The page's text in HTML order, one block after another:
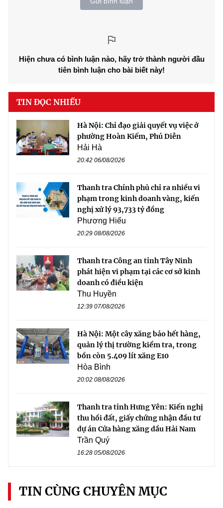
Hiện chưa có bình luận nào, hãy trở thành người đầu
tiên bình luận cho bài biết này!
TIN ĐỌC NHIỀU
Hà Nội: Chỉ đạo giải quyết vụ việc ở
phường Hoàn Kiếm, Phú Diễn
Hải Hà
20:42 06/08/2026
Thanh tra Chính phủ chỉ ra nhiều vi
phạm trong kinh doanh vàng, kiến
nghị xử lý 93,733 tỷ đồng
Phương Hiếu
20:29 08/08/2026
Thanh tra Công an tỉnh Tây Ninh
phát hiện vi phạm tại các cơ sở kinh
doanh có điều kiện
Thu Huyền
12:39 07/08/2026
Hà Nội: Một cây xăng báo hết hàng,
quản lý thị trường kiểm tra, trong
bồn còn 5.409 lít xăng E10
Hòa Bình
20:02 08/08/2026
Thanh tra tỉnh Hưng Yên: Kiến nghị
thu hồi đất, giấy chứng nhận đầu tư
dự án Cửa hàng xăng dầu Hải Nam
Trần Quý
16:28 05/08/2026
TIN CÙNG CHUYÊN MỤC